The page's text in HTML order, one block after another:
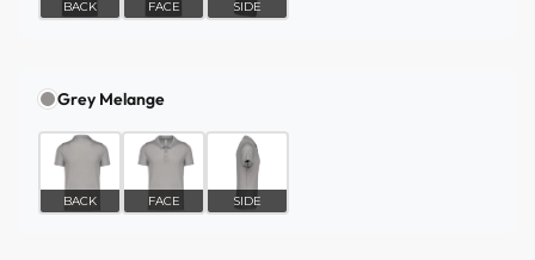
BACK FACE SIDE
Grey Melange
BACK FACE SIDE